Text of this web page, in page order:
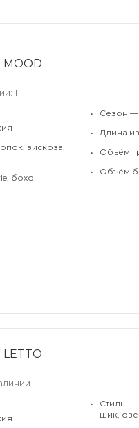
1
вискоза,
бохо
•
Сезон —
•
Длина
•
Объём
•
Объём
•
Стиль —
шик,